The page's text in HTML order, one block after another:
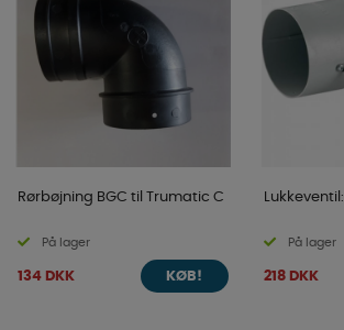
Rørbøjning BGC til Trumatic C
På lager
134 DKK KØB!
Lukkeventil:
På lager
218 DKK